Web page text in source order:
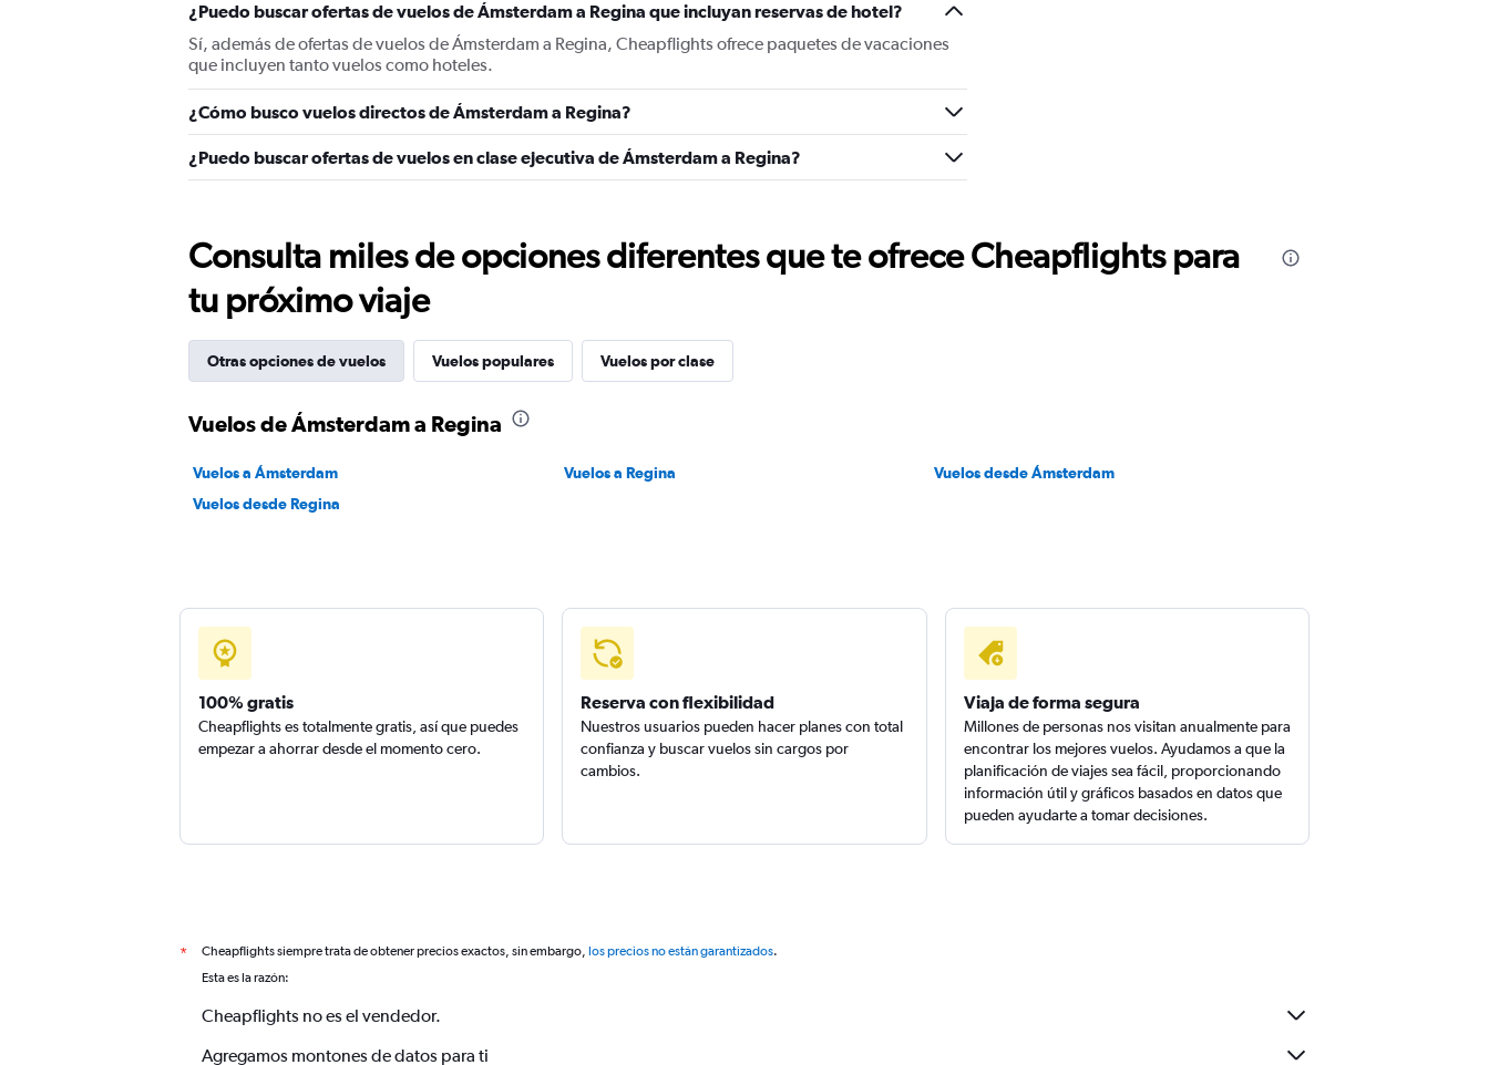
¿Puedo buscar ofertas de vuelos de Ámsterdam a Regina que incluyan reservas de hotel?
Sí, además de ofertas de vuelos de Ámsterdam a Regina, Cheapflights ofrece paquetes de vacaciones
que incluyen tanto vuelos como hoteles.
¿Cómo busco vuelos directos de Ámsterdam a Regina?
¿Puedo buscar ofertas de vuelos en clase ejecutiva de Ámsterdam a Regina?
Consulta miles de opciones diferentes que te ofrece Cheapflights para
tu próximo viaje
Otras opciones de vuelos Vuelos populares Vuelos por clase
Vuelos de Ámsterdam a Regina
Vuelos a Ámsterdam Vuelos a Regina
Vuelos desde Ámsterdam
Vuelos desde Regina
100% gratis
Cheapflights es totalmente gratis, así que puedes
empezar a ahorrar desde el momento cero.
Reserva con flexibilidad
Nuestros usuarios pueden hacer planes con total
confianza y buscar vuelos sin cargos por
cambios.
Viaja de forma segura
Millones de personas nos visitan anualmente para
encontrar los mejores vuelos. Ayudamos a que la
planificación de viajes sea fácil, proporcionando
información útil y gráficos basados en datos que
pueden ayudarte a tomar decisiones.
* Cheapflights siempre trata de obtener precios exactos, sin embargo, los precios no están garantizados.
Esta es la razón:
Cheapflights no es el vendedor.
Agregamos montones de datos para ti